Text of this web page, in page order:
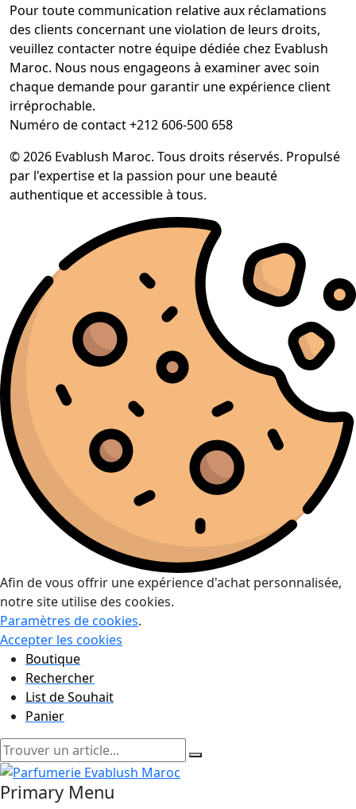
Pour toute communication relative aux réclamations
des clients concernant une violation de leurs droits,
veuillez contacter notre équipe dédiée chez Evablush
Maroc. Nous nous engageons à examiner avec soin
chaque demande pour garantir une expérience client
irréprochable.
Numéro de contact +212 606-500 658
© 2026 Evablush Maroc. Tous droits réservés. Propulsé
par l'expertise et la passion pour une beauté
authentique et accessible à tous.
Afin de vous offrir une expérience d'achat personnalisée,
notre site utilise des cookies.
Paramètres de cookies.
Accepter les cookies
Boutique
Rechercher
List de Souhait
Panier
Primary Menu